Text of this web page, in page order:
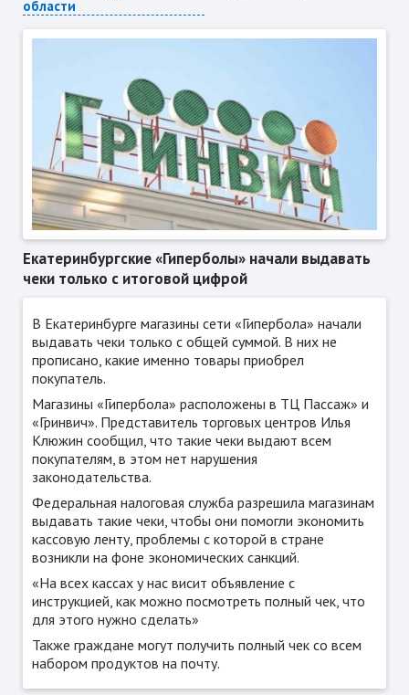
области
Екатеринбургские «Гиперболы» начали выдавать
чеки только с итоговой цифрой
В Екатеринбурге магазины сети «Гипербола» начали
выдавать чеки только с общей суммой. В них не
прописано, какие именно товары приобрел
покупатель.
Магазины «Гипербола» расположены в ТЦ Пассаж» и
«Гринвич». Представитель торговых центров Илья
Клюжин сообщил, что такие чеки выдают всем
покупателям, в этом нет нарушения
законодательства.
Федеральная налоговая служба разрешила магазинам
выдавать такие чеки, чтобы они помогли экономить
кассовую ленту, проблемы с которой в стране
возникли на фоне экономических санкций.
«На всех кассах у нас висит объявление с
инструкцией, как можно посмотреть полный чек, что
для этого нужно сделать»
Также граждане могут получить полный чек со всем
набором продуктов на почту.